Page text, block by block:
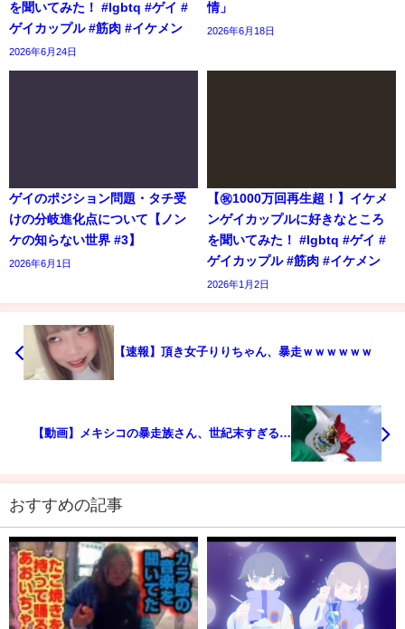
を聞いてみた！ #lgbtq #ゲイ #
ゲイカップル #筋肉 #イケメン
2026年6月24日
情」
2026年6月18日
ゲイのポジション問題・タチ受
けの分岐進化点について【ノン
ケの知らない世界 #3】
2026年6月1日
【㊗️1000万回再生超！】イケメ
ンゲイカップルに好きなところ
を聞いてみた！ #lgbtq #ゲイ #
ゲイカップル #筋肉 #イケメン
2026年1月2日
【速報】頂き女子りりちゃん、暴走ｗｗｗｗｗｗ
【動画】メキシコの暴走族さん、世紀末すぎる…
おすすめの記事